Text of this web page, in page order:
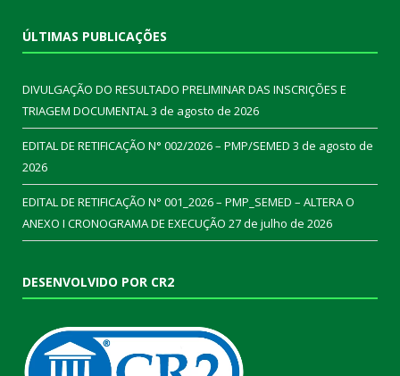
ÚLTIMAS PUBLICAÇÕES
DIVULGAÇÃO DO RESULTADO PRELIMINAR DAS INSCRIÇÕES E
TRIAGEM DOCUMENTAL3 de agosto de 2026
EDITAL DE RETIFICAÇÃO N° 002/2026 – PMP/SEMED 3 de agosto de
2026
EDITAL DE RETIFICAÇÃO N° 001_2026 – PMP_SEMED – ALTERA O
ANEXO I CRONOGRAMA DE EXECUÇÃO 27 de julho de 2026
DESENVOLVIDO POR CR2